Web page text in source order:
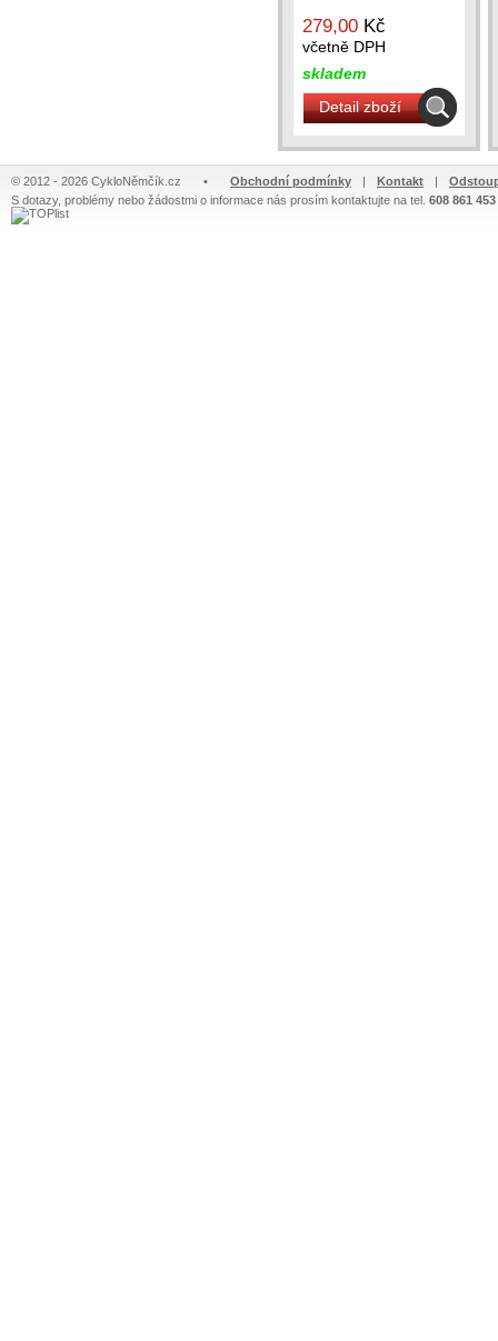
nohou 38mm
279,00 Kč
včetně DPH
skladem
Detail zboží
© 2012 - 2026 CykloNěmčík.cz • Obchodní podmínky | Kontakt |
S dotazy, problémy nebo žádostmi o informace nás prosím kontaktujte na tel. 608 861 453